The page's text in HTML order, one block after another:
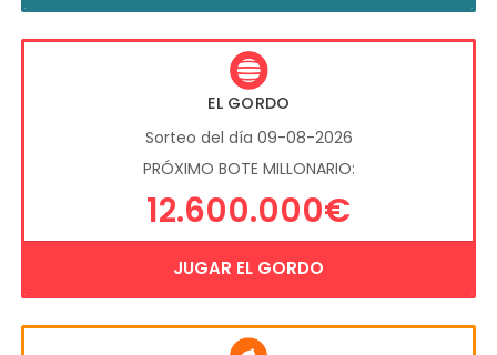
EL GORDO
Sorteo del día 09-08-2026
PRÓXIMO BOTE MILLONARIO:
12.600.000€
JUGAR EL GORDO